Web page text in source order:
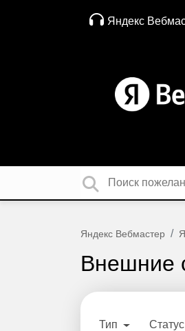
Яндекс
Яндекс Вебмастер
Внешние
Тип Статус